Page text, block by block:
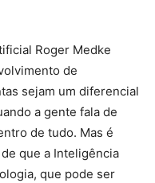
Roger Medke
de
sejam um diferencial
a gente fala de
de tudo. Mas é
que a Inteligência
que pode ser